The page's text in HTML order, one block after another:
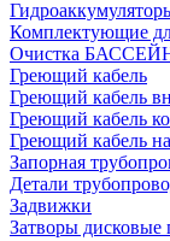
Комплектующие
Очистка
Греющий кабель
Греющий кабель
Греющий кабель
Греющий кабель
Запорная
Детали
Задвижки
Затворы дисковые